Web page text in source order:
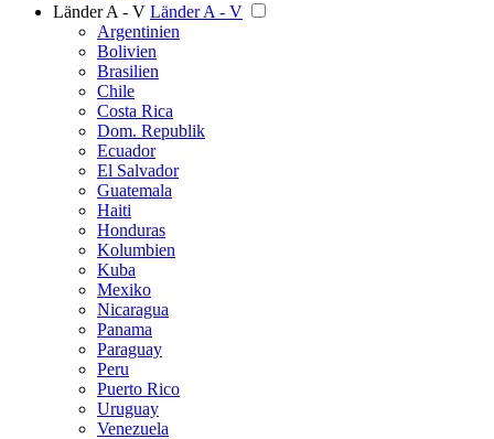
Länder A - V Länder A - V
Argentinien
Bolivien
Brasilien
Chile
Costa Rica
Dom. Republik
Ecuador
El Salvador
Guatemala
Haiti
Honduras
Kolumbien
Kuba
Mexiko
Nicaragua
Panama
Paraguay
Peru
Puerto Rico
Uruguay
Venezuela